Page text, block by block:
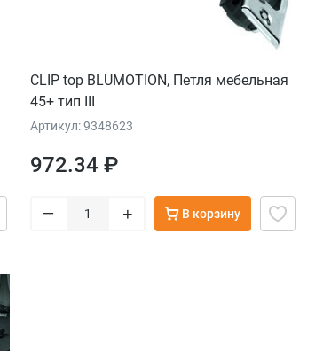
CLIP top BLUMOTION, Петля мебельная
45+ тип III
Артикул: 9348623
972.34 ₽
– + В корзину